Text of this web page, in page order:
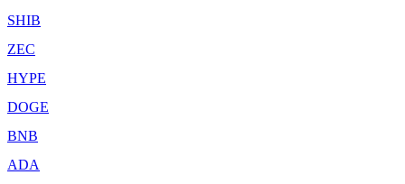
SHIB
ZEC
HYPE
DOGE
BNB
ADA